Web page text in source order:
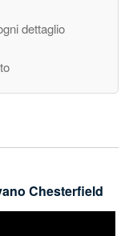
dettaglio
Chesterfield